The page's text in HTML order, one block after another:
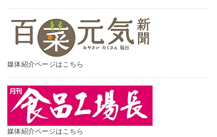
媒体紹介ページはこちら
媒体紹介ページはこちら